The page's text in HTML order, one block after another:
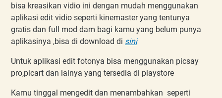
bisa kreasikan vidio ini dengan mudah menggunakan
aplikasi edit vidio seperti kinemaster yang tentunya
gratis dan full mod dam bagi kamu yang belum punya
aplikasinya ,bisa di download di sini
Untuk aplikasi edit fotonya bisa menggunakan picsay
pro,picart dan lainya yang tersedia di playstore
Kamu tinggal mengedit dan menambahkan seperti